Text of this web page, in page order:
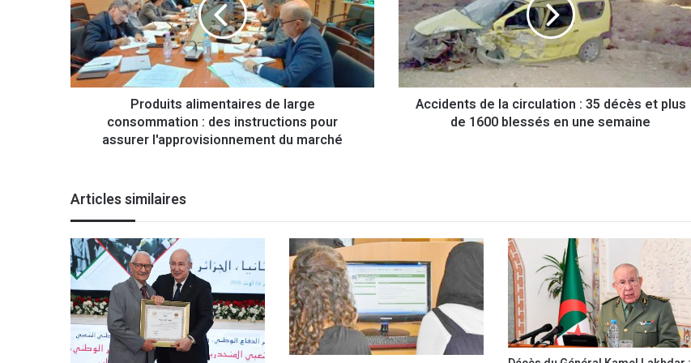
u
i
t
s
a
a
i
r
e
s
d
e
l
r
Produits alimentaires de large
consommation : des instructions pour
assurer l'approvisionnement du marché
d
e
n
t
s
c
u
a
i
o
n
:
Accidents de la circulation : 35 décès et plus
de 1600 blessés en une semaine
Articles similaires